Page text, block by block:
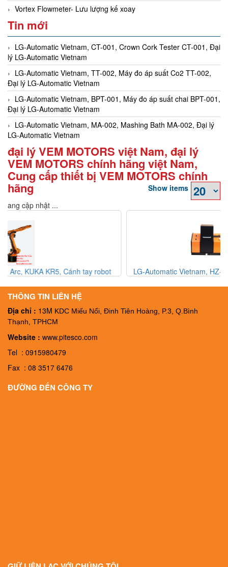
Vortex Flowmeter- Lưu lượng kế xoay
Tin mới
LG-Automatic Vietnam, CT-001, Crown Cork Tester CT-001, Đại
lý LG-Automatic Vietnam
LG-Automatic Vietnam, TT-002, Máy đo áp suất Co2 TT-002,
Đại lý LG-Automatic Vietnam
LG-Automatic Vietnam, BPT-001, Máy đo áp suất chai BPT-001,
Đại lý LG-Automatic Vietnam
LG-Automatic Vietnam, MA-002, Mashing Bath MA-002, Đại lý
LG-Automatic Vietnam
đại lý VEM MOTORS việt Nam, đại lý
VEM MOTORS chính hãng việt Nam,
Cung cấp thiết bị VEM MOTORS chính
hãng
Show items
Đang cập nhật ...
LG-Automatic Vietnam, HZ-013, Thiết bị đo độ trong của bia
THÔNG TIN LIÊN HỆ
Địa chỉ : 13M KDC Miếu Nổi, Đinh Tiên Hoàng, P.3, Q.Bình
Thạnh, TPHCM
Website : www.pitesco.com
Tel : 0915980479
Fax : 08 3517 6476
ĐƯỜNG ĐẾN CÔNG TY